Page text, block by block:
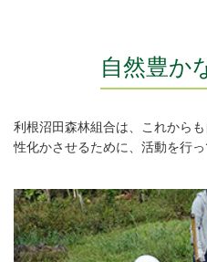
自然豊か
利根沼田森林組合は、これから
性化かさせるために、活動を行っ